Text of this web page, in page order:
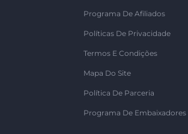
Programa De Afiliados
Políticas De Privacidade
Termos E Condições
Mapa Do Site
Política De Parceria
Programa De Embaixadores